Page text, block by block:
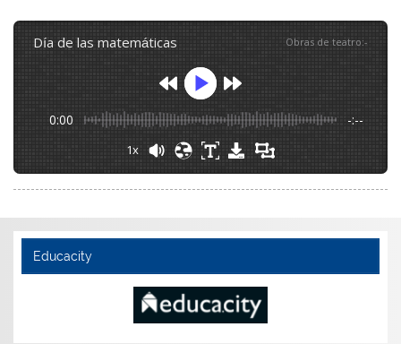
día de las matemáticas Obras de teatro:-
0:00 -:--
1x
Educacity